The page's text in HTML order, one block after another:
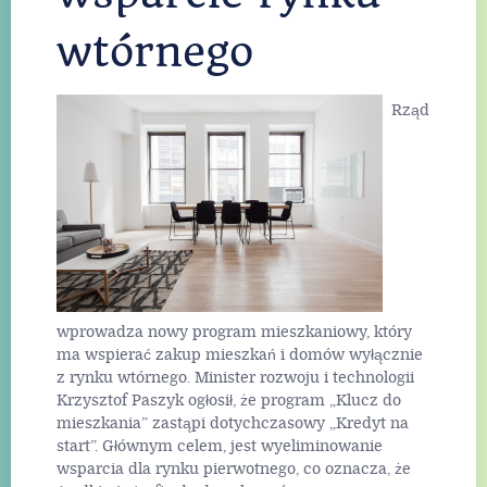
Read More
wtórnego
Rząd
wprowadza nowy program mieszkaniowy, który
ma wspierać zakup mieszkań i domów wyłącznie
z rynku wtórnego. Minister rozwoju i technologii
Krzysztof Paszyk ogłosił, że program „Klucz do
mieszkania” zastąpi dotychczasowy „Kredyt na
start”. Głównym celem, jest wyeliminowanie
wsparcia dla rynku pierwotnego, co oznacza, że